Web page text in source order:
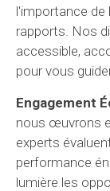
l'importance de
rapports. Nos
accessible,
pour vous
Engagement
nous œuvrons
experts
performance
lumière les